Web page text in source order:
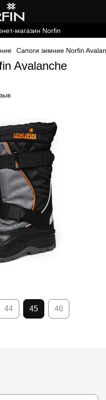
магазин Norfin
Сапоги зимние Norfin
Avalanche
44 45 46